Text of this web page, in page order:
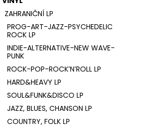
ZAHRANIČNÍ LP
PROG-ART-JAZZ-PSYCHEDELIC
ROCK LP
INDIE-ALTERNATIVE-NEW WAVE-
PUNK
ROCK-POP-ROCK’N’ROLL LP
HARD&HEAVY LP
SOUL&FUNK&DISCO LP
JAZZ, BLUES, CHANSON LP
COUNTRY, FOLK LP
JOSHUA TREE LP
Kč